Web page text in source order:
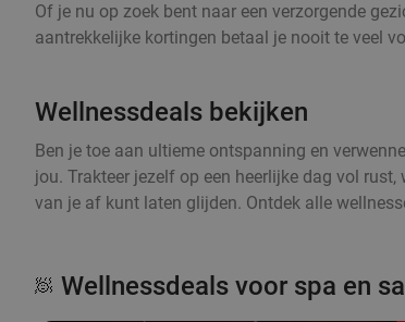
Of je nu op zoek bent naar een verzorgende
aantrekkelijke kortingen betaal je nooit te veel
Wellnessdeals bekijken
Ben je toe aan ultieme ontspanning en
jou. Trakteer jezelf op een heerlijke dag vol
van je af kunt laten glijden. Ontdek alle
🧖 Wellnessdeals voor spa en